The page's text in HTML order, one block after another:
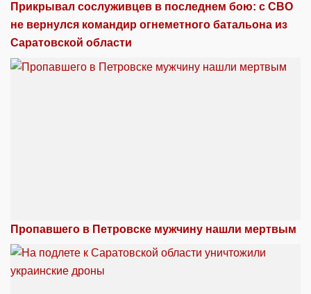
Прикрывал сослуживцев в последнем бою: с СВО
не вернулся командир огнеметного батальона из
Саратовской области
Пропавшего в Петровске мужчину нашли мертвым